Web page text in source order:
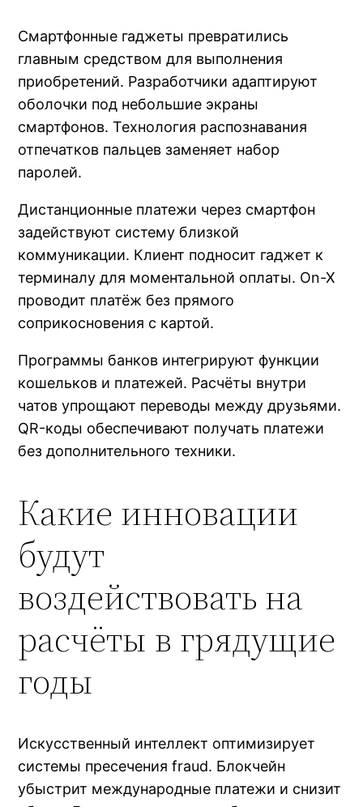
Смартфонные гаджеты превратились
главным средством для выполнения
приобретений. Разработчики адаптируют
оболочки под небольшие экраны
смартфонов. Технология распознавания
отпечатков пальцев заменяет набор
паролей.
Дистанционные платежи через смартфон
задействуют систему близкой
коммуникации. Клиент подносит гаджет к
терминалу для моментальной оплаты. On-X
проводит платёж без прямого
соприкосновения с картой.
Программы банков интегрируют функции
кошельков и платежей. Расчёты внутри
чатов упрощают переводы между друзьями.
QR-коды обеспечивают получать платежи
без дополнительного техники.
Какие инновации
будут
воздействовать на
расчёты в грядущие
годы
Искусственный интеллект оптимизирует
системы пресечения fraud. Блокчейн
убыстрит международные платежи и снизит